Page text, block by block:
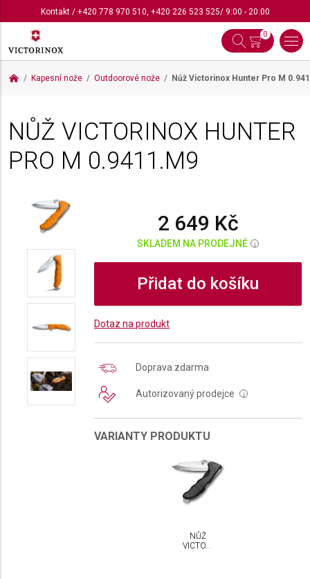
Kontakt/ +420 778 970 510, +420 226 523 525/ 9:00 - 20:00
0
Kapesní nože Outdoorové nože Nůž Victorinox Hunter Pro M
NŮŽ VICTORINOX HUNTER
PRO M 0.9411.M9
2 649 Kč
SKLADEM NA PRODEJNĚ i
Přidat do košíku
Dotaz na produkt
Doprava zdarma
Autorizovaný prodejce i
VARIANTY PRODUKTU
NŮŽ
VICTORINOX